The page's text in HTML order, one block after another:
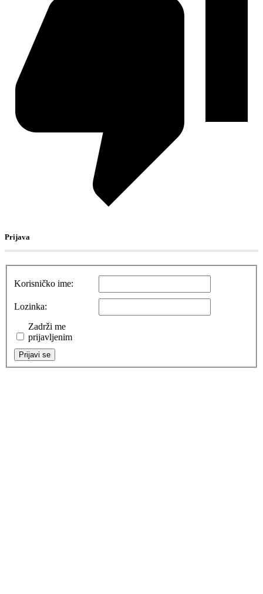
Prijava
Korisničko ime:
Lozinka:
Zadrži me
prijavljenim
Prijavi se